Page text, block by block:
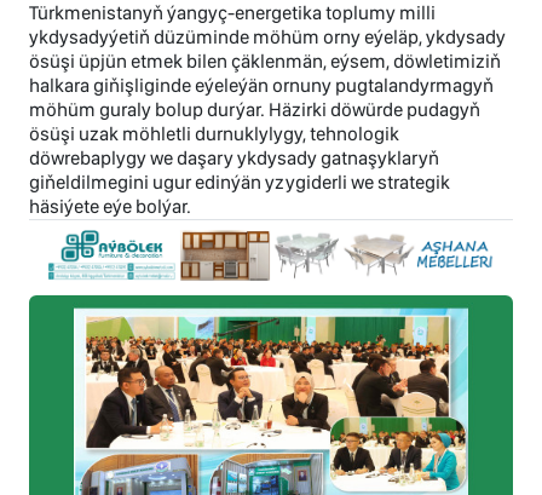
Türkmenistanyň ýangyç-energetika toplumy milli
ykdysadyýetiň düzüminde möhüm orny eýeläp, ykdysady
ösüşi üpjün etmek bilen çäklenmän, eýsem, döwletimiziň
halkara giňişliginde eýeleýän ornuny pugtalandyrmagyň
möhüm guraly bolup durýar. Häzirki döwürde pudagyň
ösüşi uzak möhletli durnuklylygy, tehnologik
döwrebaplygy we daşary ykdysady gatnaşyklaryň
giňeldilmegini ugur edinýän yzygiderli we strategik
häsiýete eýe bolýar.